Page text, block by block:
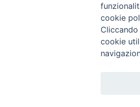
Copyright © 2019 - Tutti i
cookie
cookie